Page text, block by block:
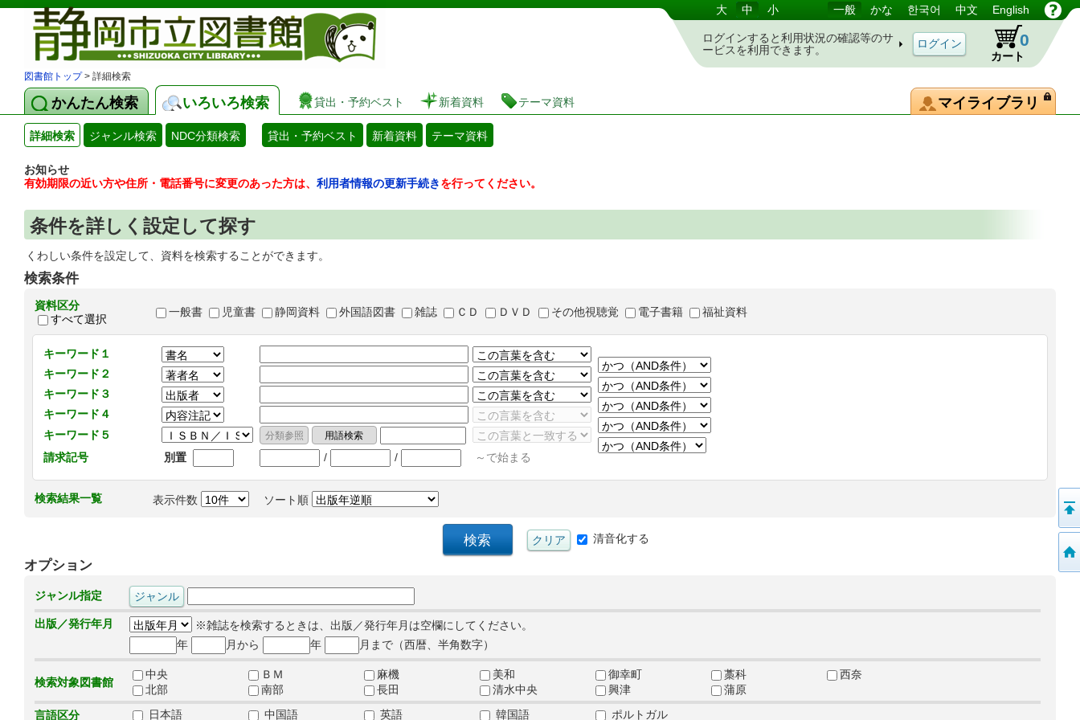
図書館 蔵書検索・予約システム 大 中 小 一般 かな 한국어 中文 English
ログインすると利用状況の確認等のサ
ービスを利用できます。
カート
0
図書館トップ> 詳細検索
かんたん検索 いろいろ検索 貸出・予約ベスト 新着資料 テーマ資料 マイライブラリ
詳細検索 ジャンル検索 NDC分類検索 貸出・予約ベスト 新着資料 テーマ資料
お知らせ
有効期限の近い方や住所・電話番号に変更のあった方は、 利用者情報の更新手続きを行ってください。
条件を詳しく設定して探す
くわしい条件を設定して、資料を検索することができます。
検索条件
資料区分
すべて選択
一般書 児童書 静岡資料 外国語図書 雑誌 ＣＤ ＤＶＤ その他視聴覚 電子書籍 福祉資料
キーワード１
キーワード２
キーワード３
キーワード４
キーワード５
請求記号
別置 / / ～で始まる
検索結果一覧 表示件数 ソート順
清音化する
オプション
ジャンル指定
出版／発行年月
※雑誌を検索するときは、出版／発行年月は空欄にしてください。
年
月から 年 月まで（西暦、半角数字）
検索対象図書館
中央 ＢＭ 麻機 美和 御幸町 藁科
西奈
北部
南部 長田 清水中央 興津
蒲原
言語区分
日本語 中国語 英語 韓国語 ポルトガル